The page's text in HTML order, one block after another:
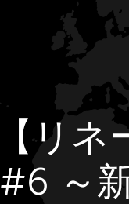
【リ
#6 ～